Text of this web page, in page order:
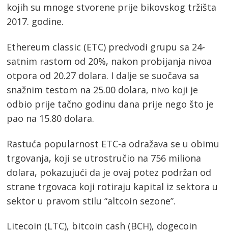
kojih su mnoge stvorene prije bikovskog tržišta
2017. godine.
Ethereum classic (ETC) predvodi grupu sa 24-
satnim rastom od 20%, nakon probijanja nivoa
otpora od 20.27 dolara. I dalje se suočava sa
snažnim testom na 25.00 dolara, nivo koji je
odbio prije tačno godinu dana prije nego što je
pao na 15.80 dolara.
Rastuća popularnost ETC-a odražava se u obimu
trgovanja, koji se utrostručio na 756 miliona
dolara, pokazujući da je ovaj potez podržan od
strane trgovaca koji rotiraju kapital iz sektora u
sektor u pravom stilu “altcoin sezone”.
Litecoin (LTC), bitcoin cash (BCH), dogecoin